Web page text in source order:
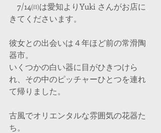
7/14㈰は愛知よりYuki さんがお店に
きてくださいます。
彼女との出会いは４年ほど前の常滑陶
器市。
いくつかの白い器に目がひきつけら
れ、その中のピッチャーひとつを連れ
て帰りました。
古風でオリエンタルな雰囲気の花器た
ち。